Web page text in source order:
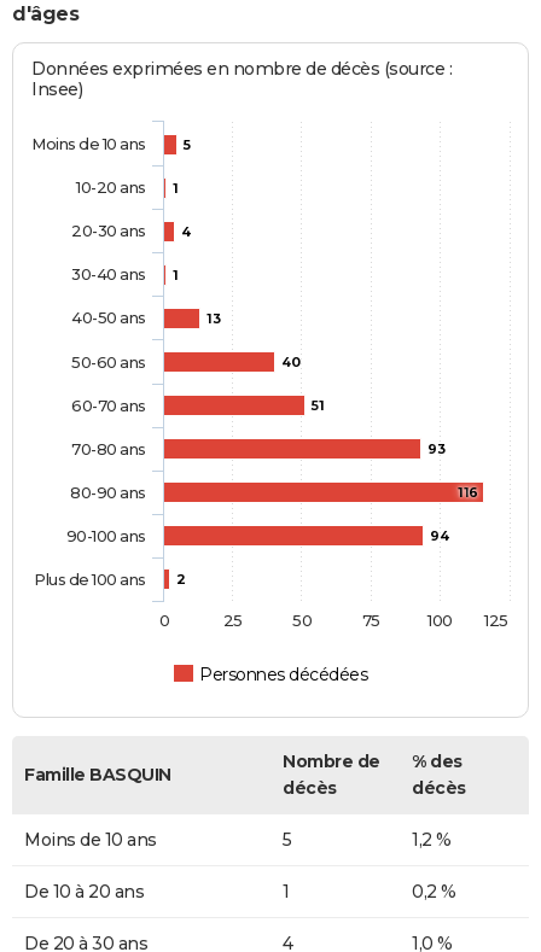
d'âges
Données exprimées en nombre de décès (source :
Insee)
5
1
4
1
13
40
51
93
116
94
2
Personnes décédées
Moins de 10 ans
10-20 ans
20-30 ans
30-40 ans
40-50 ans
50-60 ans
60-70 ans
70-80 ans
80-90 ans
90-100 ans
Plus de 100 ans
0 100
25 50 75 125
Famille BASQUIN
Nombre de
décès
% des
décès
Moins de 10 ans 5 1,2 %
De 10 à 20 ans 1 0,2 %
De 20 à 30 ans 4 1,0 %